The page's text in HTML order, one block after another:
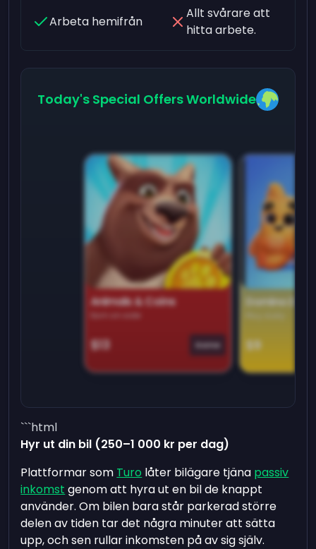
Arbeta hemifrån
Allt svårare att
hitta arbete.
Today's Special Offers Worldwide
Animals & Coins
Earn on side
$13 Game
Domino
$9
```html
Hyr ut din bil (250–1 000 kr per dag)
Plattformar som Turo låter bilägare tjäna passiv
inkomst genom att hyra ut en bil de knappt
använder. Om bilen bara står parkerad större
delen av tiden tar det några minuter att sätta
upp, och sen rullar inkomsten på av sig själv.